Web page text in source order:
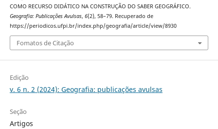
COMO RECURSO DIDÁTICO NA CONSTRUÇÃO DO SABER GEOGRÁFICO.
Geografia: Publicações Avulsas, 6(2), 58–79. Recuperado de
https://periodicos.ufpi.br/index.php/geografia/article/view/8930
Fomatos de Citação
Edição
v. 6 n. 2 (2024): Geografia: publicações avulsas
Seção
Artigos